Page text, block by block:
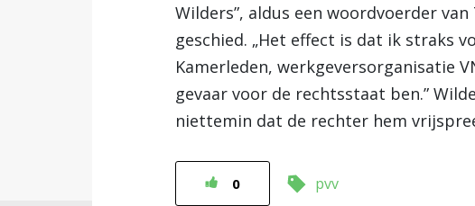
Wilders”, aldus een woordvoerder
geschied. „Het effect is dat ik straks
Kamerleden, werkgeversorganisatie
gevaar voor de rechtsstaat ben.”
niettemin dat de rechter hem
0 pvv